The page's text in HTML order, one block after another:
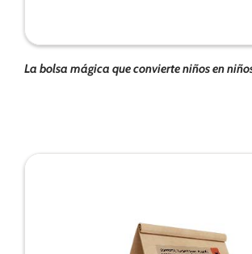
La bolsa mágica que convierte niños en